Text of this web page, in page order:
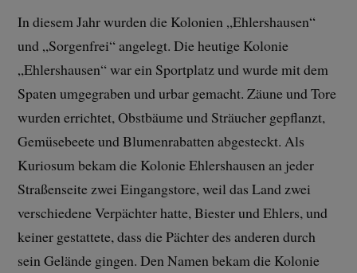
In diesem Jahr wurden die Kolonien „Ehlershausen“
und „Sorgenfrei“ angelegt. Die heutige Kolonie
„Ehlershausen“ war ein Sportplatz und wurde mit dem
Spaten umgegraben und urbar gemacht. Zäune und Tore
wurden errichtet, Obstbäume und Sträucher gepflanzt,
Gemüsebeete und Blumenrabatten abgesteckt. Als
Kuriosum bekam die Kolonie Ehlershausen an jeder
Straßenseite zwei Eingangstore, weil das Land zwei
verschiedene Verpächter hatte, Biester und Ehlers, und
keiner gestattete, dass die Pächter des anderen durch
sein Gelände gingen. Den Namen bekam die Kolonie